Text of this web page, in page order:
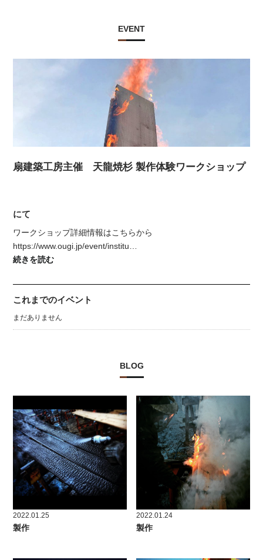
EVENT
扇建築工房主催 天龍焼杉 製作体験ワークショップ
にて
ワークショップ詳細情報はこちらから
https://www.ougi.jp/event/institu…
続きを読む
これまでのイベント
まだありません
BLOG
2022.01.25
製作
2022.01.24
製作